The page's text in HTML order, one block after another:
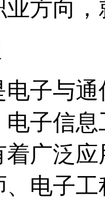
方向
子与
子信
广泛
、电子